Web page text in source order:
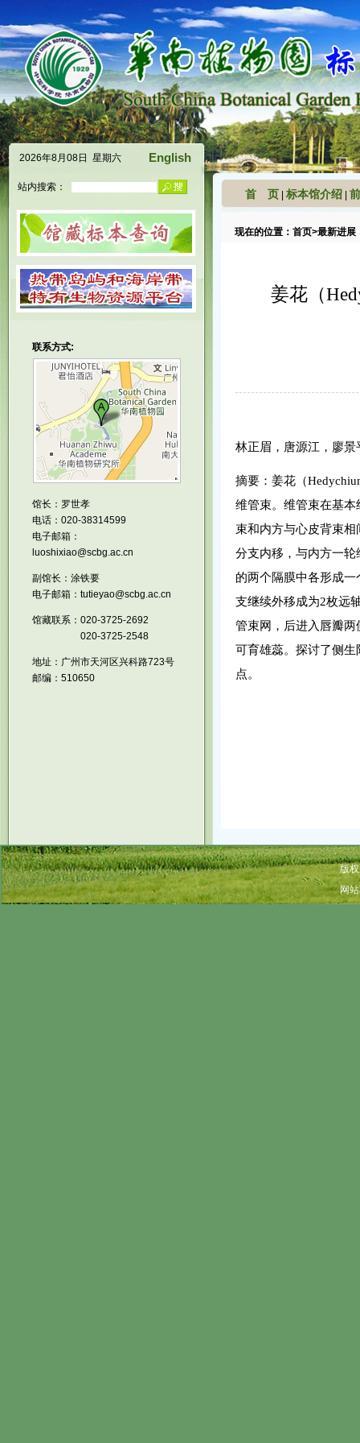
2026年8月08日 星期六 English
站内搜索：
联系方式:
馆长：罗世孝
电话：020-38314599
电子邮箱：
luoshixiao@scbg.ac.cn
副馆长：涂铁要
电子邮箱：tutieyao@scbg.ac.cn
馆藏联系：020-3725-2692
020-3725-2548
地址：广州市天河区兴科路723号
邮编：510650
首 页 标本馆介绍
现在的位置： 首页>最新进展
姜花（
林正眉，唐源江，廖
摘要：姜花（
维管束。维管束在基
束和内方与心皮背束
分支内移，与内方一
的两个隔膜中各形成
支继续外移成为2枚远
管束网，后进入唇瓣
可育雄蕊。探讨了侧
点。
版
网